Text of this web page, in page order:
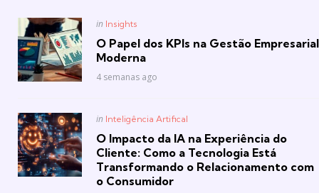
Posted
in Insights
O Papel dos KPIs na Gestão Empresarial
Moderna
4 semanas ago
Posted
in Inteligência Artifical
O Impacto da IA na Experiência do
Cliente: Como a Tecnologia Está
Transformando o Relacionamento com
o Consumidor